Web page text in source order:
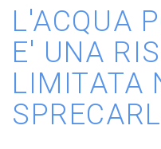
L'ACQUA
E' UNA
LIMITATA